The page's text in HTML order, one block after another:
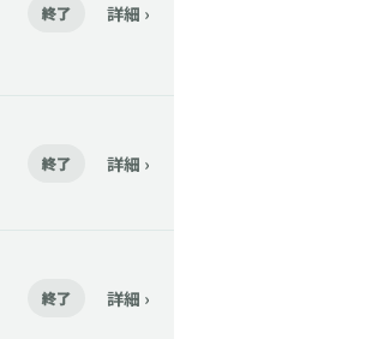
終了 詳細 ›
終了 詳細 ›
終了 詳細 ›